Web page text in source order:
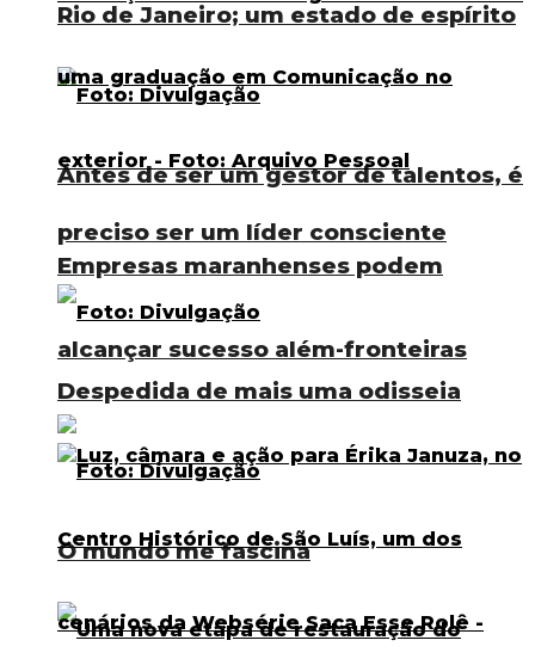
Rio de Janeiro; um estado de espírito
Antes de ser um gestor de talentos, é
preciso ser um líder consciente
Despedida de mais uma odisseia
O mundo me fascina
Empresas maranhenses podem
alcançar sucesso além-fronteiras